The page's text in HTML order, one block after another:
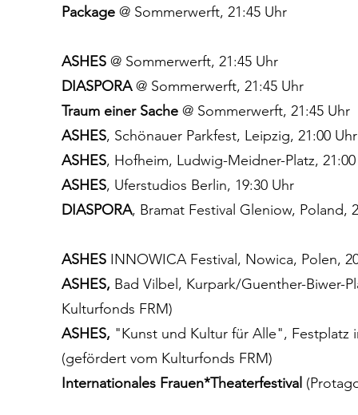
Package @ Sommerwerft, 21:45 Uhr
ASHES @ Sommerwerft, 21:45 Uhr
DIASPORA@ Sommerwerft, 21:45 Uhr
Traum einer Sache @ Sommerwerft, 21:45 Uhr
ASHES, Schönauer Parkfest, Leipzig, 21:00 Uhr
ASHES, Hofheim, Ludwig-Meidner-Platz,
ASHES, Uferstudios Berlin, 19:30 Uhr
DIASPORA, Bramat Festival Gleniow, Poland,
ASHES INNOWICA Festival, Nowica, Polen,
ASHES, Bad Vilbel, Kurpark/Guenther-Biwer-
Kulturfonds FRM)
ASHES, "Kunst und Kultur für Alle", Festplatz
(gefördert vom Kulturfonds FRM)
Internationales Frauen*Theaterfestival